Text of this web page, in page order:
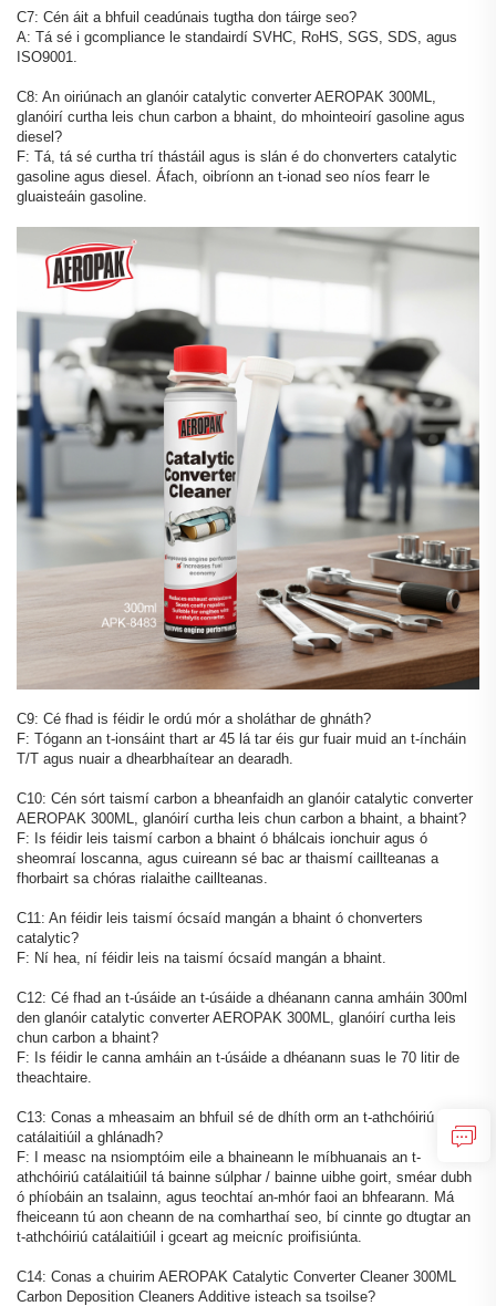
C7: Cén áit a bhfuil ceadúnais tugtha don táirge seo?
A: Tá sé i gcompliance le standairdí SVHC, RoHS, SGS, SDS, agus
ISO9001.
C8: An oiriúnach an glanóir catalytic converter AEROPAK 300ML,
glanóirí curtha leis chun carbon a bhaint, do mhointeoirí gasoline agus
diesel?
F: Tá, tá sé curtha trí thástáil agus is slán é do chonverters catalytic
gasoline agus diesel. Áfach, oibríonn an t-ionad seo níos fearr le
gluaisteáin gasoline.
C9: Cé fhad is féidir le ordú mór a sholáthar de ghnáth?
F: Tógann an t-ionsáint thart ar 45 lá tar éis gur fuair muid an t-íncháin
T/T agus nuair a dhearbhaítear an dearadh.
C10: Cén sórt taismí carbon a bheanfaidh an glanóir catalytic converter
AEROPAK 300ML, glanóirí curtha leis chun carbon a bhaint, a bhaint?
F: Is féidir leis taismí carbon a bhaint ó bhálcais ionchuir agus ó
sheomraí loscanna, agus cuireann sé bac ar thaismí caillteanas a
fhorbairt sa chóras rialaithe caillteanas.
C11: An féidir leis taismí ócsaíd mangán a bhaint ó chonverters
catalytic?
F: Ní hea, ní féidir leis na taismí ócsaíd mangán a bhaint.
C12: Cé fhad an t-úsáide an t-úsáide a dhéanann canna amháin 300ml
den glanóir catalytic converter AEROPAK 300ML, glanóirí curtha leis
chun carbon a bhaint?
F: Is féidir le canna amháin an t-úsáide a dhéanann suas le 70 litir de
theachtaire.
C13: Conas a mheasaim an bhfuil sé de dhíth orm an t-athchóiriú
catálaitiúil a ghlánadh?
F: I measc na nsiomptóim eile a bhaineann le míbhuanais an t-
athchóiriú catálaitiúil tá bainne súlphar / bainne uibhe goirt, sméar dubh
ó phíobáin an tsalainn, agus teochtaí an-mhór faoi an bhfearann. Má
fheiceann tú aon cheann de na comharthaí seo, bí cinnte go dtugtar an
t-athchóiriú catálaitiúil i gceart ag meicníc proifisiúnta.
C14: Conas a chuirim AEROPAK Catalytic Converter Cleaner 300ML
Carbon Deposition Cleaners Additive isteach sa tsoilse?